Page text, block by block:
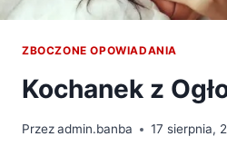
ZBOCZONE OPOWIADANIA
Kochanek z
Przezadmin.banba 17 sierpnia,